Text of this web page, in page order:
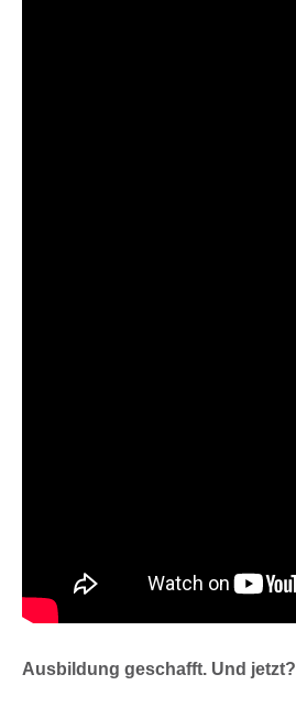
Ausbil­dung geschafft. Und jetzt?